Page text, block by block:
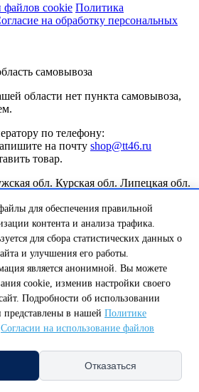
cookie Политика
на обработку персональных
самовывоза
области нет пункта самовывоза,
по телефону:
на почту shop@tt46.ru
товар.
обл. Курская обл. Липецкая обл.
обл. Астраханская обл.
обл.
обл. Вологодская обл.
обл.
обл. Калужская обл.
для обеспечения правильной
контента и анализа трафика.
для сбора статистических данных о
и улучшения его работы.
является анонимной. Вы можете
cookie, изменив настройки своего
Подробности об использовании
в нашей Политике
Согласии на использование файлов
Отказаться